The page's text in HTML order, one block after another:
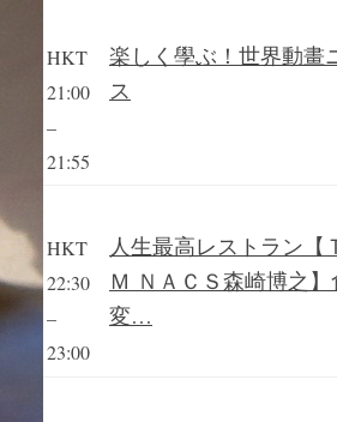
HKT
21:00
–
21:55
楽しく學ぶ！世界動畫
ス
HKT
22:30
–
23:00
人生最高レストラン【
Ｍ ＮＡＣＳ森崎博之
変…